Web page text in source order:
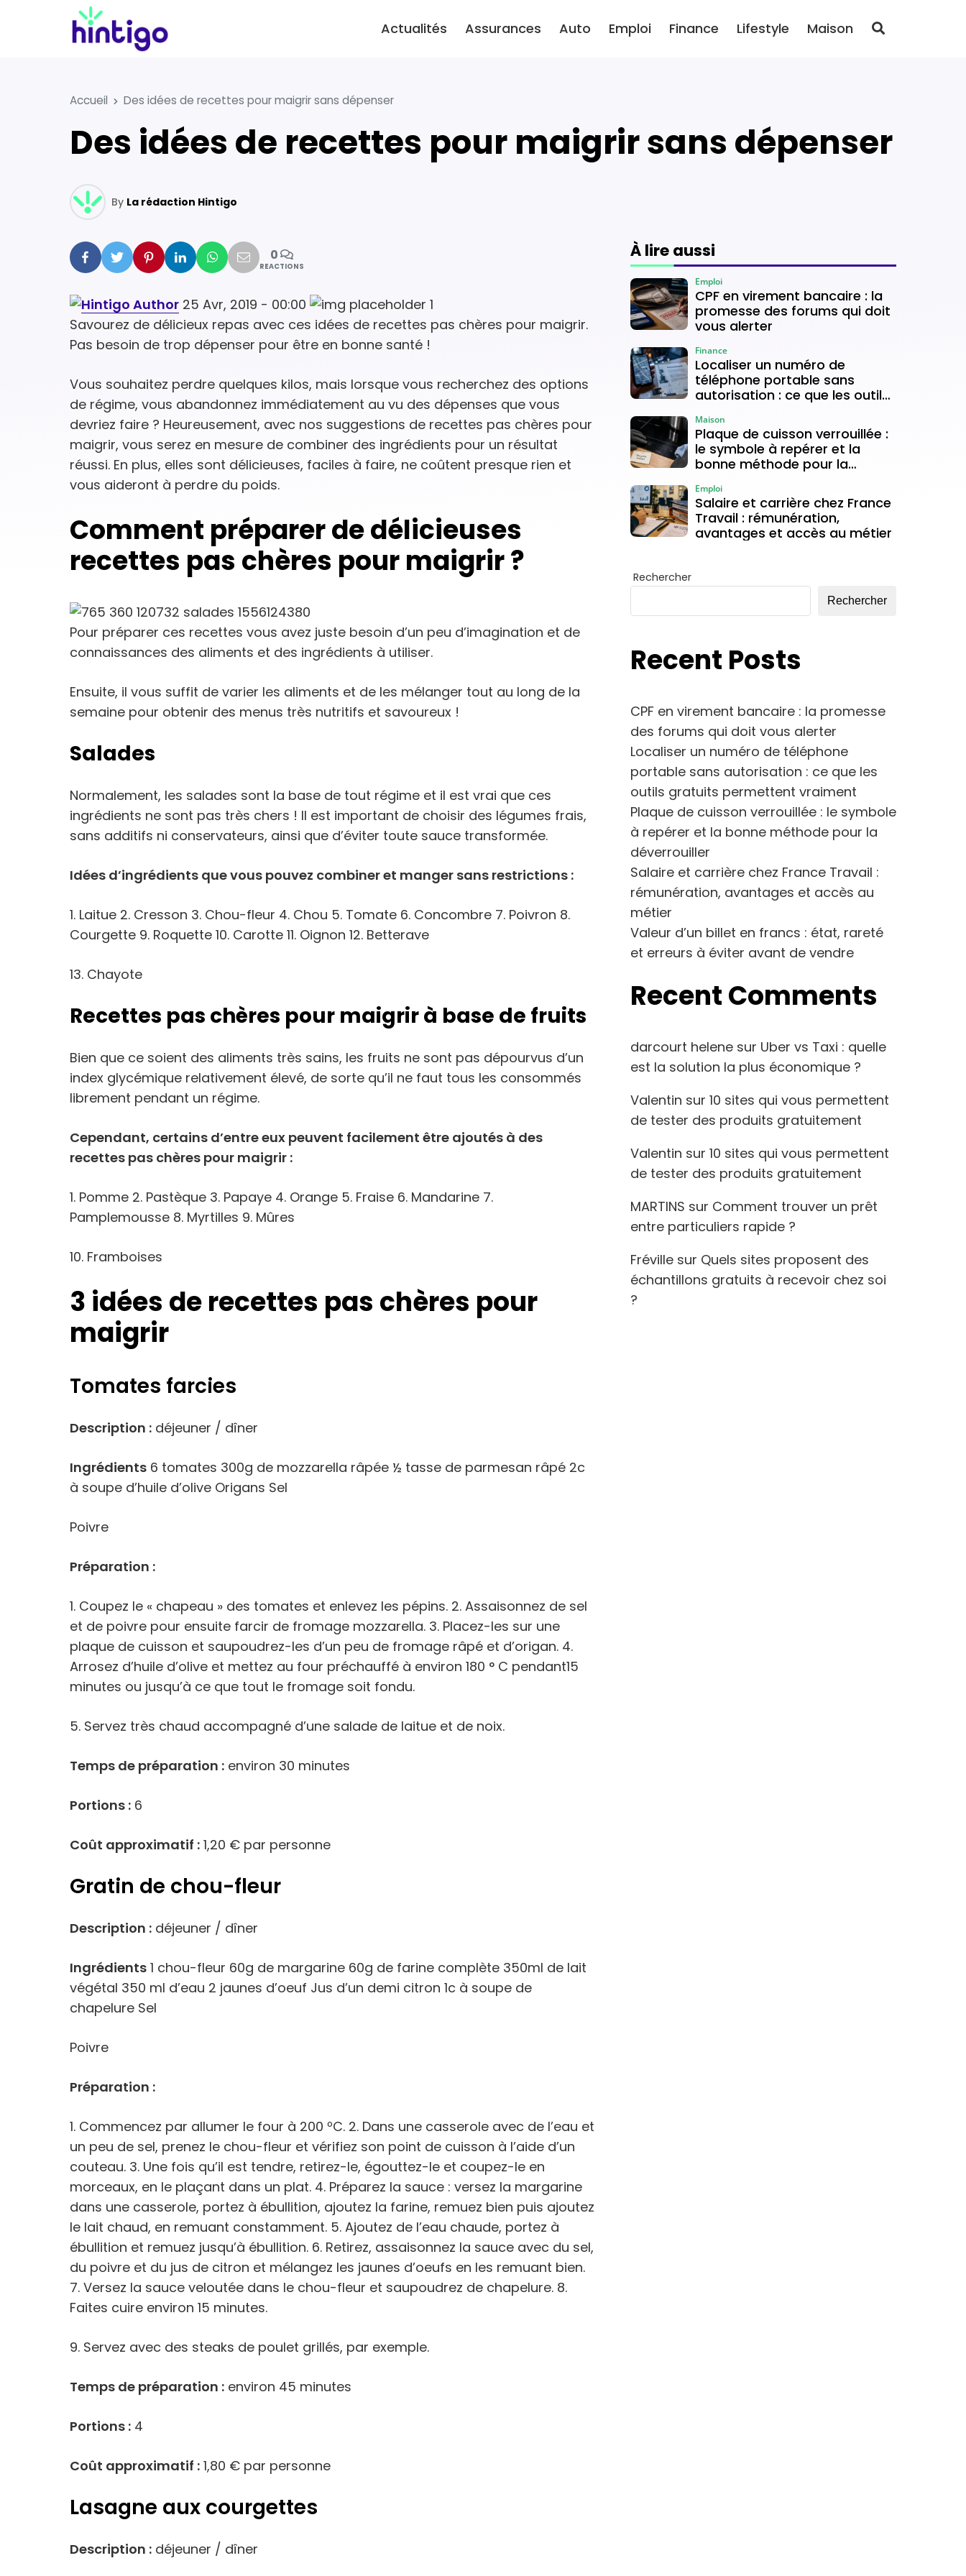
Actualités Assurances Auto Emploi Finance Lifestyle Maison
Accueil Des idées de recettes pour maigrir sans dépenser
Des idées de recettes pour maigrir sans dépenser
By La rédaction Hintigo
Facebook
Twitter PinterestLinkedinWhatsapp
Mail0
REACTIONS
25 Avr, 2019 - 00:00
Savourez de délicieux repas avec ces idées de recettes pas chères pour maigrir.
Pas besoin de trop dépenser pour être en bonne santé !
Vous souhaitez perdre quelques kilos, mais lorsque vous recherchez des options
de régime, vous abandonnez immédiatement au vu des dépenses que vous
devriez faire ? Heureusement, avec nos suggestions de recettes pas chères pour
maigrir, vous serez en mesure de combiner des ingrédients pour un résultat
réussi. En plus, elles sont délicieuses, faciles à faire, ne coûtent presque rien et
vous aideront à perdre du poids.
Comment préparer de délicieuses
recettes pas chères pour maigrir ?
Pour préparer ces recettes vous avez juste besoin d’un peu d’imagination et de
connaissances des aliments et des ingrédients à utiliser.
Ensuite, il vous suffit de varier les aliments et de les mélanger tout au long de la
semaine pour obtenir des menus très nutritifs et savoureux !
Salades
Normalement, les salades sont la base de tout régime et il est vrai que ces
ingrédients ne sont pas très chers ! Il est important de choisir des légumes frais,
sans additifs ni conservateurs, ainsi que d’éviter toute sauce transformée.
Idées d’ingrédients que vous pouvez combiner et manger sans restrictions :
1. Laitue 2. Cresson 3. Chou-fleur 4. Chou 5. Tomate 6. Concombre 7. Poivron 8.
Courgette 9. Roquette 10. Carotte 11. Oignon 12. Betterave
13. Chayote
Recettes pas chères pour maigrir à base de fruits
Bien que ce soient des aliments très sains, les fruits ne sont pas dépourvus d’un
index glycémique relativement élevé, de sorte qu’il ne faut tous les consommés
librement pendant un régime.
Cependant, certains d’entre eux peuvent facilement être ajoutés à des
recettes pas chères pour maigrir :
1. Pomme 2. Pastèque 3. Papaye 4. Orange 5. Fraise 6. Mandarine 7.
Pamplemousse 8. Myrtilles 9. Mûres
10. Framboises
3 idées de recettes pas chères pour
maigrir
Tomates farcies
Description : déjeuner / dîner
Ingrédients 6 tomates 300g de mozzarella râpée ½ tasse de parmesan râpé 2c
à soupe d’huile d’olive Origans Sel
Poivre
Préparation :
1. Coupez le « chapeau » des tomates et enlevez les pépins. 2. Assaisonnez de sel
et de poivre pour ensuite farcir de fromage mozzarella. 3. Placez-les sur une
plaque de cuisson et saupoudrez-les d’un peu de fromage râpé et d’origan. 4.
Arrosez d’huile d’olive et mettez au four préchauffé à environ 180 ° C pendant15
minutes ou jusqu’à ce que tout le fromage soit fondu.
5. Servez très chaud accompagné d’une salade de laitue et de noix.
Temps de préparation : environ 30 minutes
Portions : 6
Coût approximatif : 1,20 € par personne
Gratin de chou-fleur
Description : déjeuner / dîner
Ingrédients 1 chou-fleur 60g de margarine 60g de farine complète 350ml de lait
végétal 350 ml d’eau 2 jaunes d’oeuf Jus d’un demi citron 1c à soupe de
chapelure Sel
Poivre
Préparation :
1. Commencez par allumer le four à 200 ºC. 2. Dans une casserole avec de l’eau et
un peu de sel, prenez le chou-fleur et vérifiez son point de cuisson à l’aide d’un
couteau. 3. Une fois qu’il est tendre, retirez-le, égouttez-le et coupez-le en
morceaux, en le plaçant dans un plat. 4. Préparez la sauce : versez la margarine
dans une casserole, portez à ébullition, ajoutez la farine, remuez bien puis ajoutez
le lait chaud, en remuant constamment. 5. Ajoutez de l’eau chaude, portez à
ébullition et remuez jusqu’à ébullition. 6. Retirez, assaisonnez la sauce avec du sel,
du poivre et du jus de citron et mélangez les jaunes d’oeufs en les remuant bien.
7. Versez la sauce veloutée dans le chou-fleur et saupoudrez de chapelure. 8.
Faites cuire environ 15 minutes.
9. Servez avec des steaks de poulet grillés, par exemple.
Temps de préparation : environ 45 minutes
Portions : 4
Coût approximatif : 1,80 € par personne
Lasagne aux courgettes
Description : déjeuner / dîner
À lire aussi
CPF en virement bancaire : la
promesse des forums qui doit
vous alerter
Emploi
Localiser un numéro de
téléphone portable sans
autorisation : ce que les outils
Finance
Plaque de cuisson verrouillée :
le symbole à repérer et la
bonne méthode pour la
Maison
Salaire et carrière chez France
Travail : rémunération,
avantages et accès au métier
Emploi
Rechercher
Rechercher
Recent Posts
CPF en virement bancaire : la promesse
des forums qui doit vous alerter
Localiser un numéro de téléphone
portable sans autorisation : ce que les
outils gratuits permettent vraiment
Plaque de cuisson verrouillée : le symbole
à repérer et la bonne méthode pour la
déverrouiller
Salaire et carrière chez France Travail :
rémunération, avantages et accès au
métier
Valeur d’un billet en francs : état, rareté
et erreurs à éviter avant de vendre
Recent Comments
darcourt helene sur Uber vs Taxi : quelle
est la solution la plus économique ?
Valentin sur 10 sites qui vous permettent
de tester des produits gratuitement
Valentin sur 10 sites qui vous permettent
de tester des produits gratuitement
MARTINS sur Comment trouver un prêt
entre particuliers rapide ?
Fréville sur Quels sites proposent des
échantillons gratuits à recevoir chez soi
?